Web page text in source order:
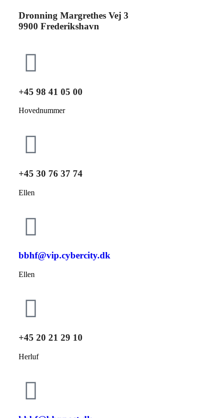
Dronning Margrethes Vej 3
9900 Frederikshavn
+45 98 41 05 00
Hovednummer
+45 30 76 37 74
Ellen
bbhf@vip.cybercity.dk
Ellen
+45 20 21 29 10
Herluf